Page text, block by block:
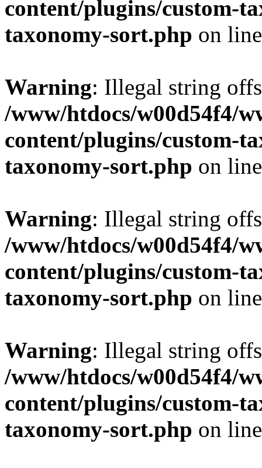
content/plugins/custom-
taxonomy-sort.php on
Warning: Illegal string
/www/htdocs/w00d54f4/
content/plugins/custom-
taxonomy-sort.php on
Warning: Illegal string
/www/htdocs/w00d54f4/
content/plugins/custom-
taxonomy-sort.php on
Warning: Illegal string
/www/htdocs/w00d54f4/
content/plugins/custom-
taxonomy-sort.php on